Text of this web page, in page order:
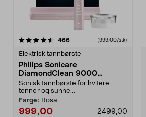
466anmeldelser(999,00/stk)
Elektrisk tannbørste
Philips Sonicare
DiamondClean 9000
elektrisk tannbørste, Special
Edition
Sonisk tannbørste for hvitere
tenner og sunne...
Farge: Rosa
999,00 2499,00
4.5 av 5 stjerner